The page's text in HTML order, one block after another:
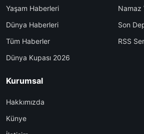
Yaşam Haberleri
Dünya Haberleri
Tüm Haberler
Dünya Kupası 2026
Namaz
Son
RSS
Kurumsal
Hakkımızda
Künye